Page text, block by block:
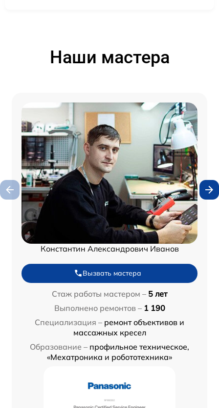
Наши мастера
Константин Александрович Иванов
Вызвать мастера
Стаж работы мастером – 5 лет
Выполнено ремонтов – 1 190
Специализация – ремонт объективов и
массажных кресел
Образование – профильное техническое,
«Мехатроника и робототехника»